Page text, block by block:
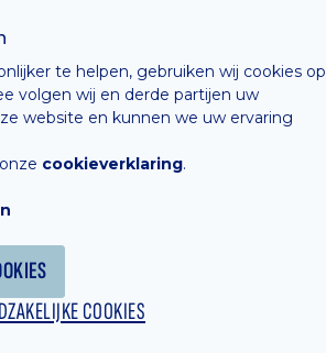
te helpen, gebruiken wij cookies op
volgen wij en derde partijen uw
website en kunnen we uw ervaring
cookieverklaring.
COOKIES